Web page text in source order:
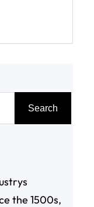
Search
the 1500s,